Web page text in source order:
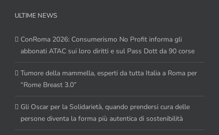
ULTIME NEWS
ConRoma 2026: Consumerismo No Profit informa gli
abbonati ATAC sui loro diritti e sul Pass Dott da 90 corse
Tumore della mammella, esperti da tutta Italia a Roma per
“Rome Breast 3.0”
Gli Oscar per la Solidarietà, quando prendersi cura delle
persone diventa la forma più autentica di sostenibilità